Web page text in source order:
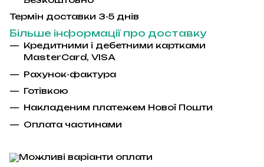
Термін доставки 3-5 днів
Більше інформації про доставку
Кредитними і дебетними картками
MasterCard, VISA
Рахунок-фактура
Готівкою
Накладеним платежем Нової Пошти
Оплата частинами